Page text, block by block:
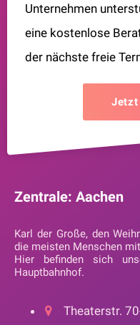
Unternehmen
eine kostenlose
der nächste freie
Jetzt
Zentrale: Aachen
Karl der Große, den
die meisten Menschen
Hier befinden sich
Hauptbahnhof.
Theaterstr.